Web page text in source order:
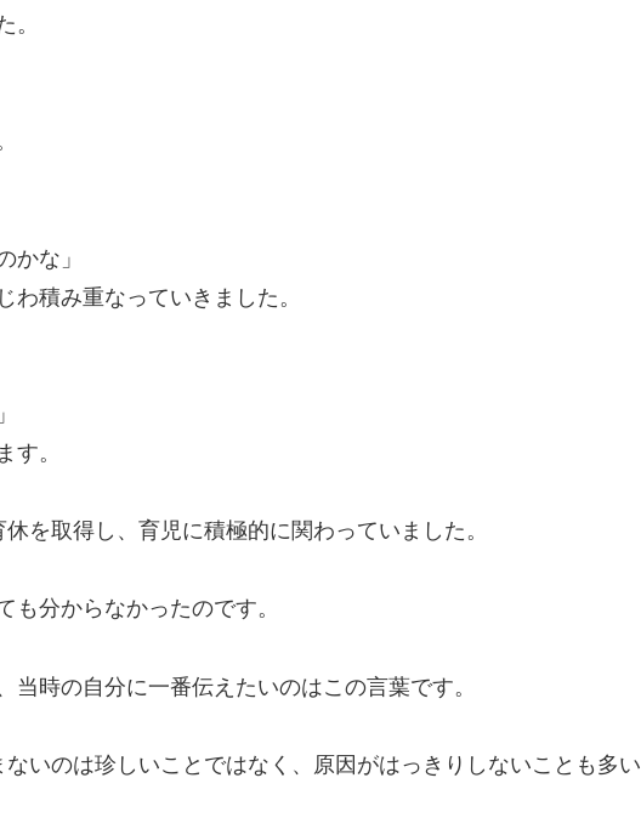
。
かな」
わ積み重なっていきました。
す。
を取得し、育児に積極的に関わっていました。
も分からなかったのです。
当時の自分に一番伝えたいのはこの言葉です。
いのは珍しいことではなく、原因がはっきりしないことも多い